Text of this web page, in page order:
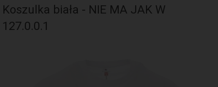
Koszulka biała - NIE MA JAK W
127.0.0.1